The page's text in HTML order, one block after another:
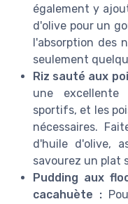
également y
d'olive pour un
l'absorption des
seulement
Riz sauté aux
une
sportifs, et les
nécessaires.
d'huile d'olive,
savourez un plat
Pudding aux
cacahuète :